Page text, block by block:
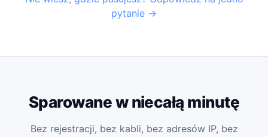
pytanie →
Sparowane w niecałą minutę
Bez rejestracji, bez kabli, bez adresów IP, bez